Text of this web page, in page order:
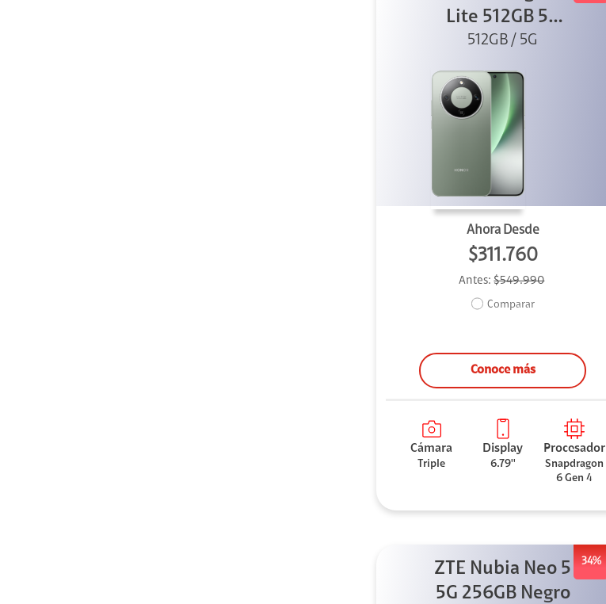
Lite 512GB 5G
Verde
512GB / 5G
Ahora Desde
$311.760
Antes:$549.990
Comparar
Conoce más
Cámara
Triple
Display
6.79''
Procesador
Snapdragon
6 Gen 4
34%
ZTE Nubia Neo 5
5G 256GB Negro